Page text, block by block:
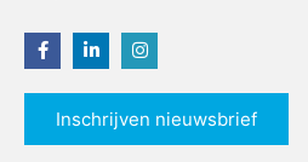
Inschrijven nieuwsbrief